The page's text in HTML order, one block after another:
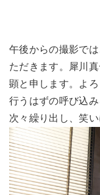
午後からの撮影で
ただきます。犀川
顕と申します。よ
行うはずの呼び込
次々繰り出し、笑